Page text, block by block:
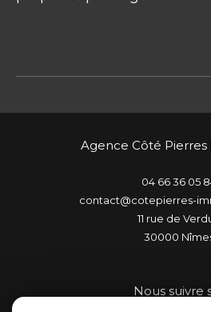
Agence Côté
04 66 36 05
contact@cotepierres-
11 rue de
30000
Nous suivre